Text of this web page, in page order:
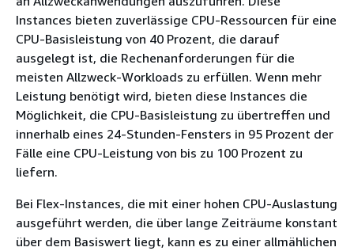
Instances bieten zuverlässige CPU-Ressourcen für eine
CPU-Basisleistung von 40 Prozent, die darauf
ausgelegt ist, die Rechenanforderungen für die
meisten Allzweck-Workloads zu erfüllen. Wenn mehr
Leistung benötigt wird, bieten diese Instances die
Möglichkeit, die CPU-Basisleistung zu übertreffen und
innerhalb eines 24-Stunden-Fensters in 95 Prozent der
Fälle eine CPU-Leistung von bis zu 100 Prozent zu
liefern.
Bei Flex-Instances, die mit einer hohen CPU-Auslastung
ausgeführt werden, die über lange Zeiträume konstant
über dem Basiswert liegt, kann es zu einer allmählichen